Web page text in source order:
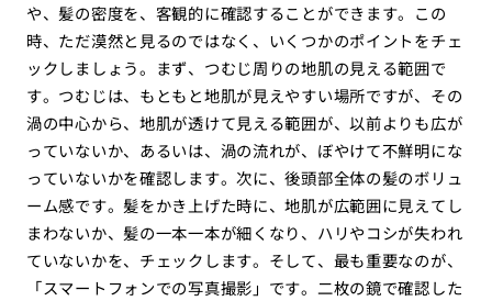
や、髪の密度を、客観的に確認することができます。この
時、ただ漠然と見るのではなく、いくつかのポイントをチェ
ックしましょう。まず、つむじ周りの地肌の見える範囲で
す。つむじは、もともと地肌が見えやすい場所ですが、その
渦の中心から、地肌が透けて見える範囲が、以前よりも広が
っていないか、あるいは、渦の流れが、ぼやけて不鮮明にな
っていないかを確認します。次に、後頭部全体の髪のボリュ
ーム感です。髪をかき上げた時に、地肌が広範囲に見えてし
まわないか、髪の一本一本が細くなり、ハリやコシが失われ
ていないかを、チェックします。そして、最も重要なのが、
「スマートフォンでの写真撮影」です。二枚の鏡で確認した